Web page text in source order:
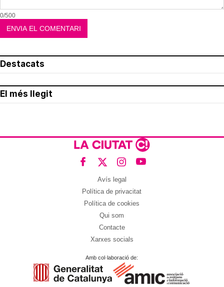
0/500
Destacats
El més llegit
Avís legal
Política de privacitat
Política de cookies
Qui som
Contacte
Xarxes socials
Amb col·laboració de: